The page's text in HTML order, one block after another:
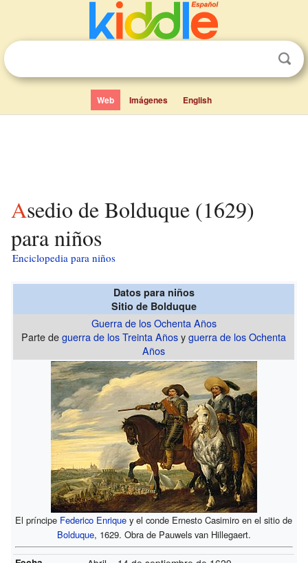
Web Imágenes English
Asedio de Bolduque (1629)
para niños
Enciclopedia para niños
Datos para niños
Sitio de Bolduque
Guerra de los Ochenta Años
Parte deguerra de los Treinta Añosyguerra de los Ochenta
Años
El príncipe Federico Enrique y el conde Ernesto Casimiro en el sitio de
Bolduque, 1629. Obra de Pauwels van Hillegaert.